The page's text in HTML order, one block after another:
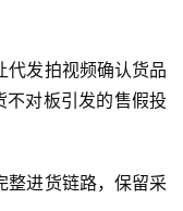
代发拍视频确认货品
不对板引发的售假投
整进货链路，保留采